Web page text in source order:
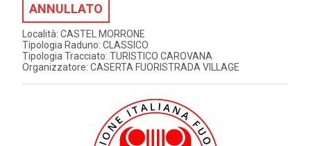
ANNULLATO
Località: CASTEL MORRONE
Tipologia Raduno: CLASSICO
Tipologia Tracciato: TURISTICO CAROVANA
Organizzatore: CASERTA FUORISTRADA VILLAGE